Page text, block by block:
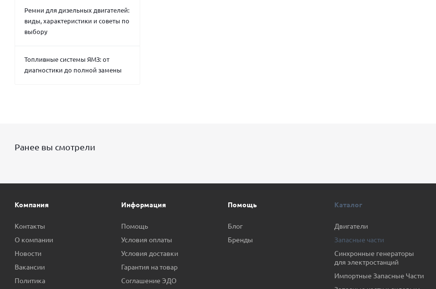
Ремни для дизельных двигателей:
виды, характеристики и советы по
выбору
Топливные системы ЯМЗ: от
диагностики до полной замены
Ранее вы смотрели
Компания
Контакты
О компании
Новости
Вакансии
Политика
Информация
Помощь
Условия оплаты
Условия доставки
Гарантия на товар
Соглашение ЭДО
Помощь
Блог
Бренды
Каталог
Двигатели
Запасные части
Синхронные генераторы
для электростанций
Импортные Запасные Части